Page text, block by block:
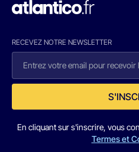
RECEVEZ NOTRE NEWSLETTER
En cliquant sur s'inscrire, vous
Termes et